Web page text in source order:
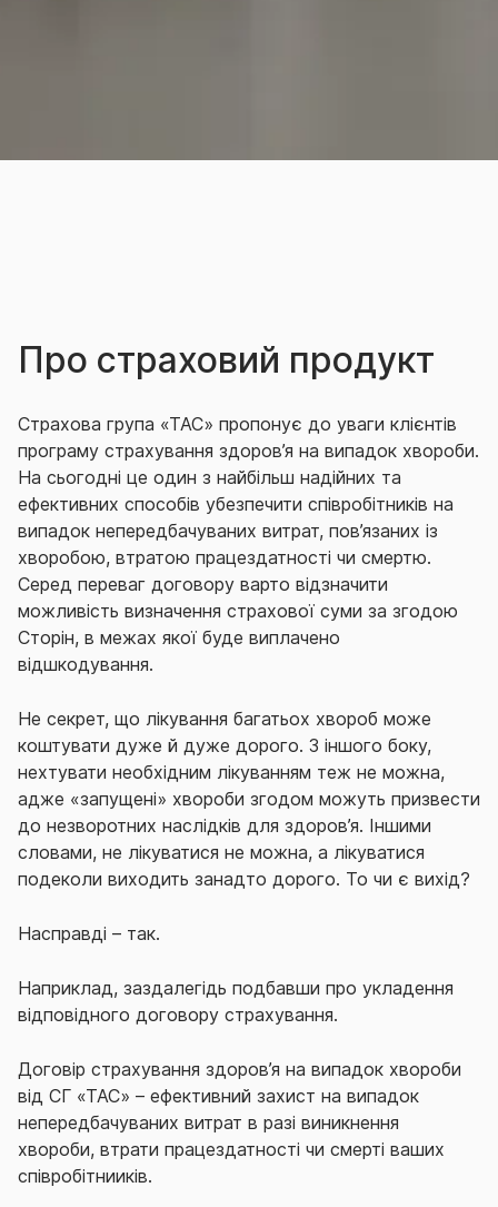
Про страховий продукт
Страхова група «ТАС» пропонує до уваги клієнтів
програму страхування здоров’я на випадок хвороби.
На сьогодні це один з найбільш надійних та
ефективних способів убезпечити співробітників на
випадок непередбачуваних витрат, пов’язаних із
хворобою, втратою працездатності чи смертю.
Серед переваг договору варто відзначити
можливість визначення страхової суми за згодою
Сторін, в межах якої буде виплачено
відшкодування.
Не секрет, що лікування багатьох хвороб може
коштувати дуже й дуже дорого. З іншого боку,
нехтувати необхідним лікуванням теж не можна,
адже «запущені» хвороби згодом можуть призвести
до незворотних наслідків для здоров’я. Іншими
словами, не лікуватися не можна, а лікуватися
подеколи виходить занадто дорого. То чи є вихід?
Насправді – так.
Наприклад, заздалегідь подбавши про укладення
відповідного договору страхування.
Договір страхування здоров’я на випадок хвороби
від СГ «ТАС» – ефективний захист на випадок
непередбачуваних витрат в разі виникнення
хвороби, втрати працездатності чи смерті ваших
співробітнииків.